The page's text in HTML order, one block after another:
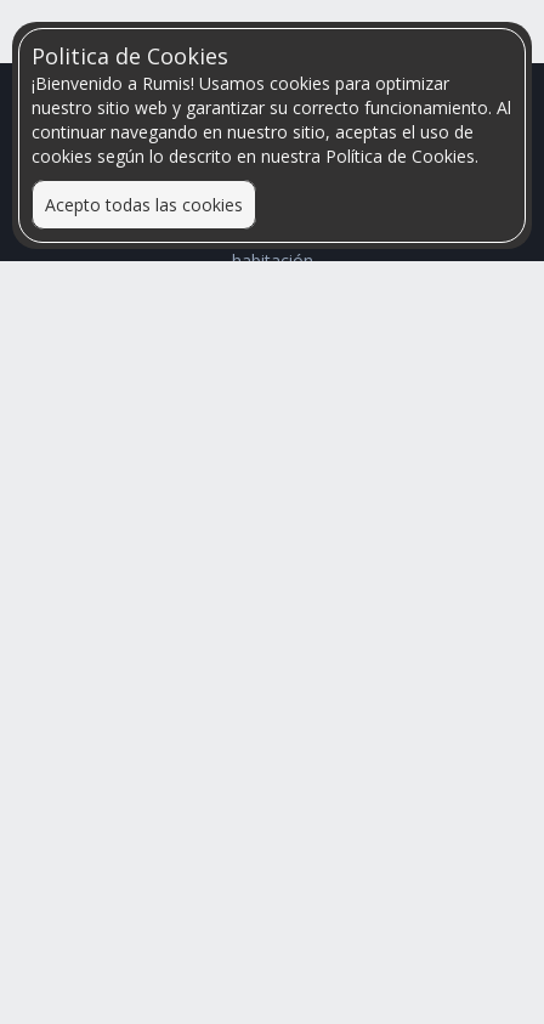
Politica de Cookies
¡Bienvenido a Rumis! Usamos cookies para optimizar
nuestro sitio web y garantizar su correcto funcionamiento. Al
continuar navegando en nuestro sitio, aceptas el uso de
cookies según lo descrito en nuestra Política de Cookies.
Acepto todas las cookies
Relacionamos personas que arriendan con las que buscan una
habitación